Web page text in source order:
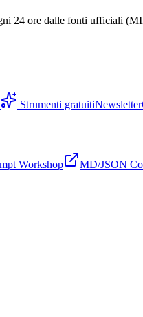
24 ore dalle fonti ufficiali
Strumenti gratuitiNewsletter
Workshop MD/JSON